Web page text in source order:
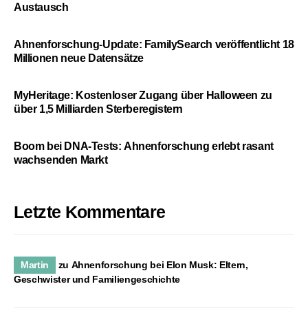
Austausch
Ahnenforschung-Update: FamilySearch veröffentlicht 18
Millionen neue Datensätze
MyHeritage: Kostenloser Zugang über Halloween zu
über 1,5 Milliarden Sterberegistern
Boom bei DNA-Tests: Ahnenforschung erlebt rasant
wachsenden Markt
Letzte Kommentare
Martin zu Ahnenforschung bei Elon Musk: Eltern,
Geschwister und Familiengeschichte